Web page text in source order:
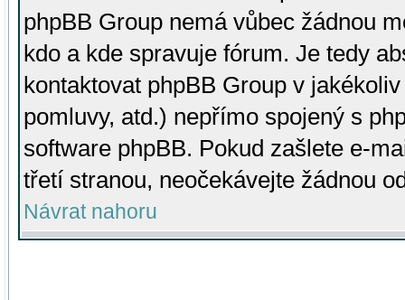
phpBB Group nemá vůbec žádnou
kdo a kde spravuje fórum. Je tedy
kontaktovat phpBB Group v
pomluvy, atd.) nepřímo spojený s
software phpBB. Pokud zašlete e-
třetí stranou, neočekávejte žádnou
Návrat nahoru